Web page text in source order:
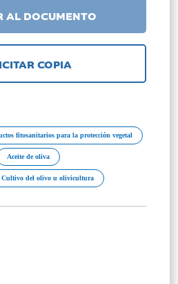
AL DOCUMENTO
COPIA
fitosanitarios para la protección vegetal
Aceite de oliva
Cultivo del olivo u olivicultura